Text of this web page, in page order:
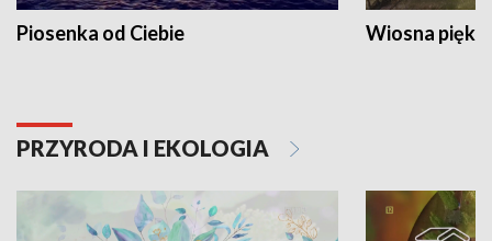
Piosenka od Ciebie Wiosna
PRZYRODA I EKOLOGIA